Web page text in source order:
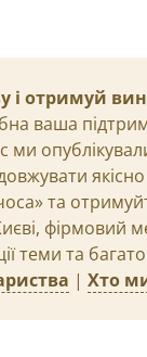
і отримуй
ваша
ми
та
фірмовий
теми та
| Хто